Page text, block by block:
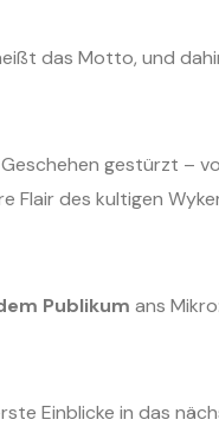
das Motto, und
gestürzt –
Flair des kultigen
Publikum ans
Einblicke in das